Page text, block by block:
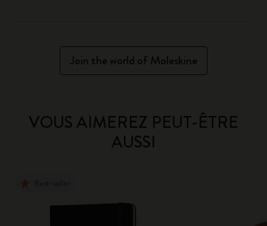
Join the world of Moleskine
VOUS AIMEREZ PEUT-ÊTRE
AUSSI